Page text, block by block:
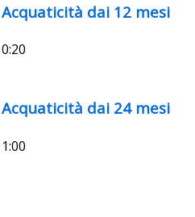
dai 12 mesi
dai 24 mesi